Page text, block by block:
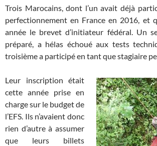
Trois Marocains, dont l’un avait déjà
perfectionnement en France en 2016, et
année le brevet d’initiateur fédéral. Un
préparé, a hélas échoué aux tests
troisième a participé en tant que stagiaire
Leur inscription était
cette année prise en
charge sur le budget de
l’EFS. Ils n’avaient donc
rien d’autre à assumer
que leurs billets